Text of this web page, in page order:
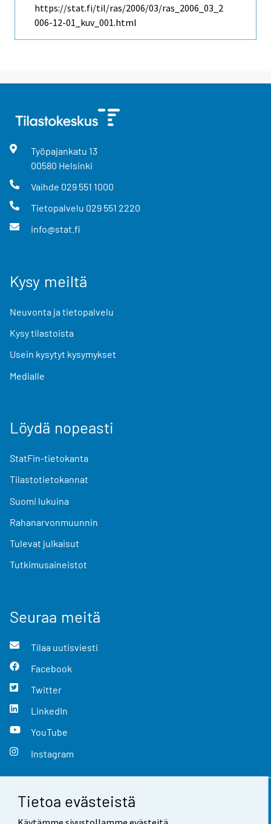
Tietoa evästeistä
https://stat.fi/til/ras/2006/03/ras_2006_03_2
006-12-01_kuv_001.html
Työpajankatu 13
00580 Helsinki
Vaihde 029 551 1000
Tietopalvelu 029 551 2220
info@stat.fi
Kysy meiltä
Neuvonta ja tietopalvelu
Kysy tilastoista
Usein kysytyt kysymykset
Medialle
Löydä nopeasti
StatFin-tietokanta
Tilastotietokannat
Suomi lukuina
Rahanarvonmuunnin
Tulevat julkaisut
Tutkimusaineistot
Seuraa meitä
Tilaa uutisviesti
Facebook
Twitter
LinkedIn
YouTube
Instagram
Yhteystiedot